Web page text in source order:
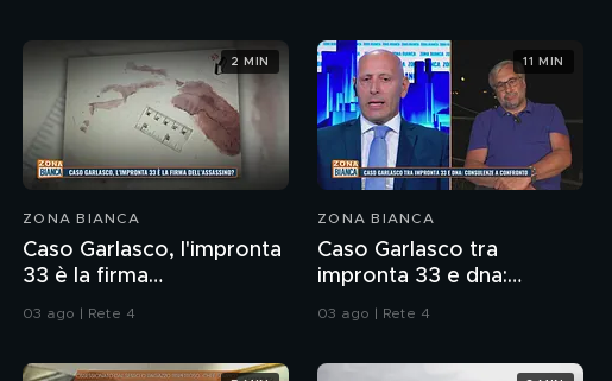
ZONA BIANCA
Caso Garlasco, l'impronta
33 è la firma
dell'assassino?
03 ago | Rete 4
2 MIN
ZONA BIANCA
Caso Garlasco tra
impronta 33 e dna:
consulenze a confronto
03 ago | Rete 4
11 MIN